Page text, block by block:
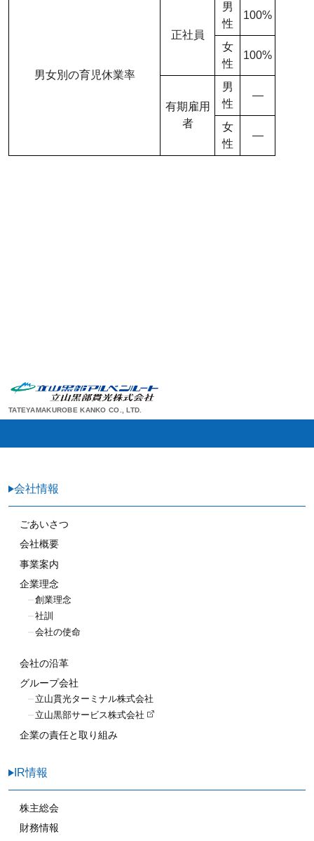
男女別の育児休業率
正社員
男
性
100%
女
性
100%
有期雇用
者
男
性
—
女
性
—
TATEYAMAKUROBE KANKO CO., LTD.
会社情報
ごあいさつ
会社概要
事業案内
企業理念
創業理念
社訓
会社の使命
会社の沿革
グループ会社
立山貫光ターミナル株式会社
立山黒部サービス株式会社
企業の責任と取り組み
IR情報
株主総会
財務情報